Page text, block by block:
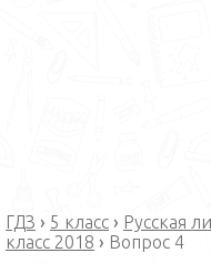
ГДЗ › 5 класс › Русская
класс 2018 › Вопрос 4